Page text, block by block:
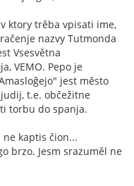
ktory trěba vpisati ime,
nazvy Tutmonda
Vsesvětna
VEMO. Pepo je
jest město
t.e. občežitne
torbu do spanja.
kaptis ĉion...
brzo. Jesm srazuměl ne